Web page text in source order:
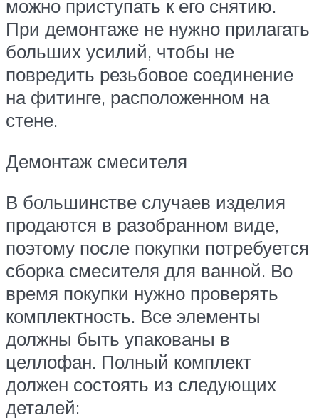
можно приступать к его снятию.
При демонтаже не нужно прилагать
больших усилий, чтобы не
повредить резьбовое соединение
на фитинге, расположенном на
стене.
Демонтаж смесителя
В большинстве случаев изделия
продаются в разобранном виде,
поэтому после покупки потребуется
сборка смесителя для ванной. Во
время покупки нужно проверять
комплектность. Все элементы
должны быть упакованы в
целлофан. Полный комплект
должен состоять из следующих
деталей: